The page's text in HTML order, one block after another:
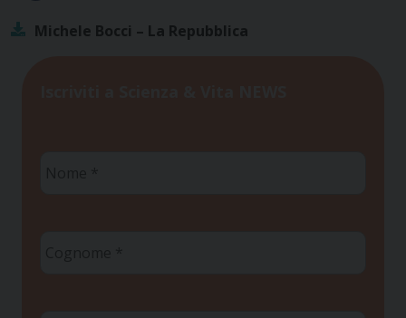
Michele Bocci – La Repubblica